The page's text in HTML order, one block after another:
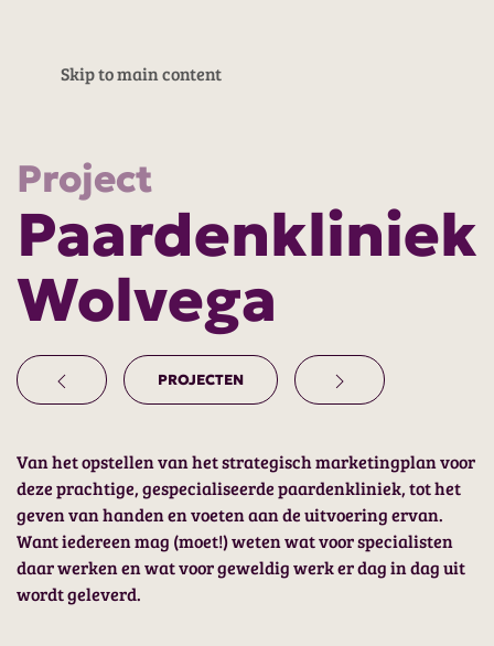
Skip to main content
Project
Paardenkliniek
Wolvega
PROJECTEN
Van het opstellen van het strategisch marketingplan voor
deze prachtige, gespecialiseerde paardenkliniek, tot het
geven van handen en voeten aan de uitvoering ervan.
Want iedereen mag (moet!) weten wat voor specialisten
daar werken en wat voor geweldig werk er dag in dag uit
wordt geleverd.